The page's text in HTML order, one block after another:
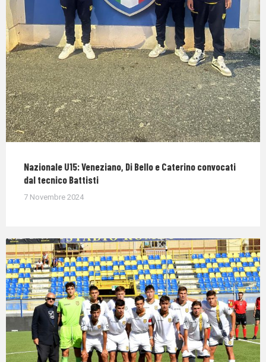
Nazionale U15: Veneziano, Di Bello e Caterino convocati
dal tecnico Battisti
7 Novembre 2024